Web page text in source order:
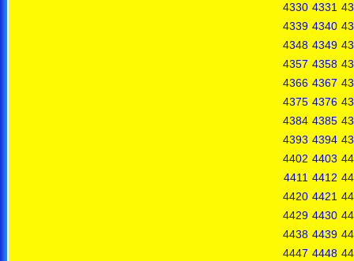
4330 4331
4339 4340
4348 4349
4357 4358
4366 4367
4375 4376
4384 4385
4393 4394
4402 4403
4411 4412
4420 4421
4429 4430
4438 4439
4447 4448